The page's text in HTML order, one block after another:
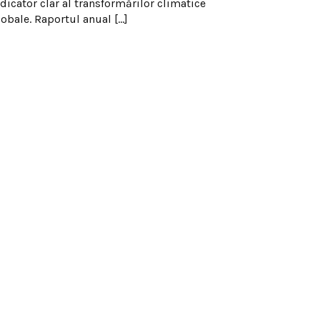
clar al transformărilor climatice
Raportul anual […]